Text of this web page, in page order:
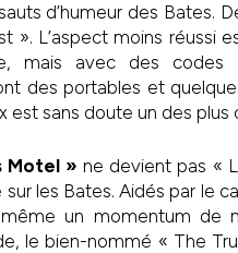
d’humeur des Bates.
». L’aspect moins réussi
mais avec des codes
des portables et
est sans doute un des plus
Motel » ne devient pas «
les Bates. Aidés par le
un momentum de
le bien-nommé « The